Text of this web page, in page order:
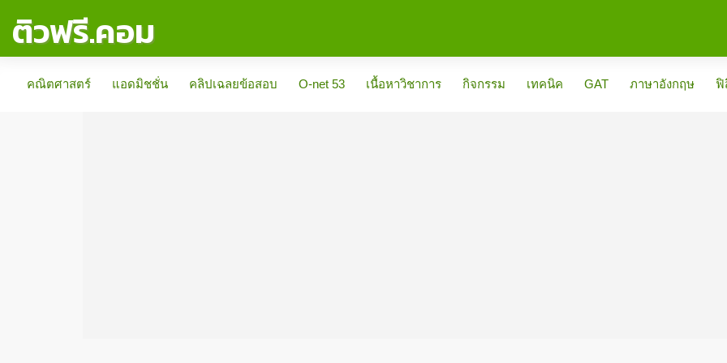
ติวฟรี.คอม
คณิตศาสตร์
แอดมิชชั่น คลิปเฉลยข้อสอบ O-net 53 เนื้อหาวิชาการ กิจกรรม เทคนิค GAT ภาษาอังกฤษ ฟิ